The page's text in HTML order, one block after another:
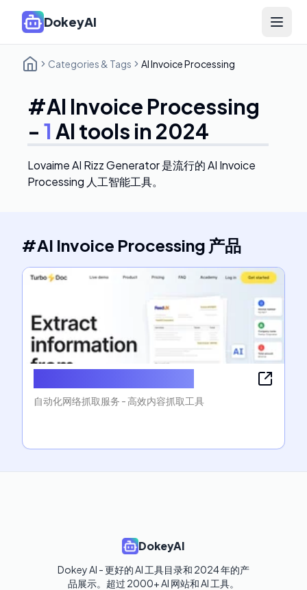
DokeyAI Open
Categories & Tags AI Invoice Processing
#AI Invoice Processing
- 1 AI tools in 2024
Lovaime AI Rizz Generator是流行的 AI Invoice
Processing 人工智能工具。
#AI Invoice Processing 产品
自动化网络抓取服务 - 高效内容抓取工具
DokeyAI
Dokey AI - 更好的 AI 工具目录和 2024 年的产
品展示。超过 2000+ AI 网站和 AI 工具。